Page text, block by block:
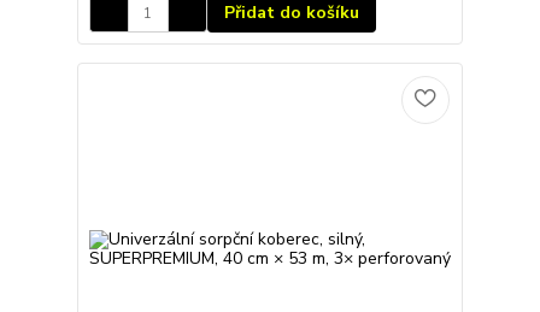
Přidat do košíku